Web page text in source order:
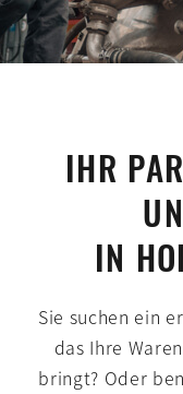
IHR
IN
Sie suchen ein
das Ihre
bringt? Oder